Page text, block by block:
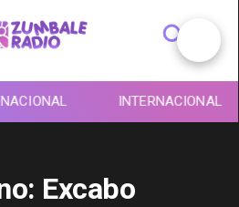
NACIONAL INTERNACIONAL
Excabo